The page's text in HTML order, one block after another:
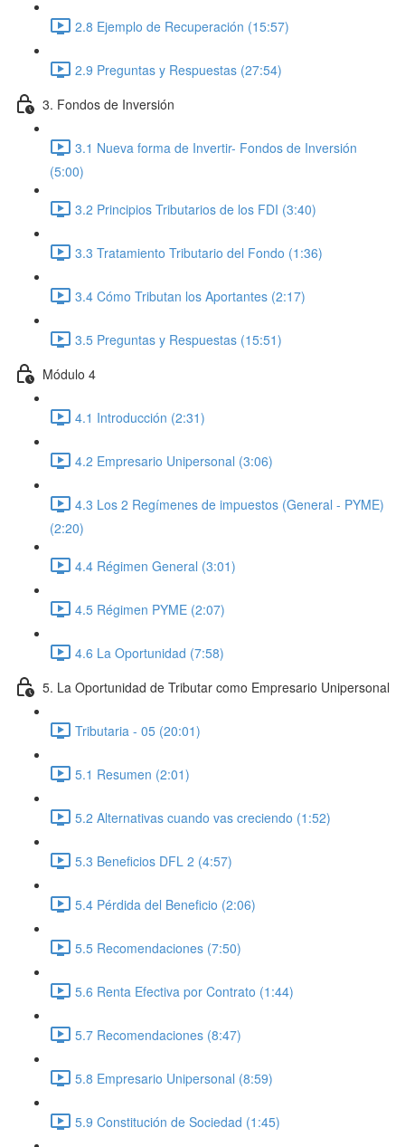
2.8 Ejemplo de Recuperación (15:57)
2.9 Preguntas y Respuestas (27:54)
3. Fondos de Inversión
3.1 Nueva forma de Invertir- Fondos de Inversión
(5:00)
3.2 Principios Tributarios de los FDI (3:40)
3.3 Tratamiento Tributario del Fondo (1:36)
3.4 Cómo Tributan los Aportantes (2:17)
3.5 Preguntas y Respuestas (15:51)
Módulo 4
4.1 Introducción (2:31)
4.2 Empresario Unipersonal (3:06)
4.3 Los 2 Regímenes de impuestos (General - PYME)
(2:20)
4.4 Régimen General (3:01)
4.5 Régimen PYME (2:07)
4.6 La Oportunidad (7:58)
5. La Oportunidad de Tributar como Empresario Unipersonal
Tributaria - 05 (20:01)
5.1 Resumen (2:01)
5.2 Alternativas cuando vas creciendo (1:52)
5.3 Beneficios DFL 2 (4:57)
5.4 Pérdida del Beneficio (2:06)
5.5 Recomendaciones (7:50)
5.6 Renta Efectiva por Contrato (1:44)
5.7 Recomendaciones (8:47)
5.8 Empresario Unipersonal (8:59)
5.9 Constitución de Sociedad (1:45)